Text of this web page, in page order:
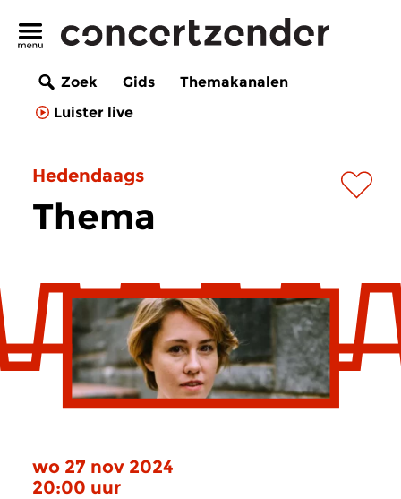
Zoek Gids
Themakanalen
Luister live
Hedendaags
Thema
wo 27 nov 2024
20:00 uur